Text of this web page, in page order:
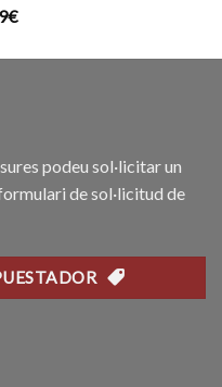
€
podeu sol·licitar un
de sol·licitud de